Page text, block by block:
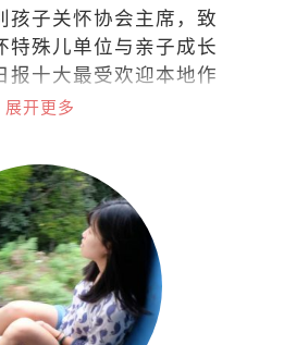
孩子关怀协会主席，致
特殊儿单位与亲子成长
报十大最受欢迎本地作
报与杂志。著有《单身
》等。
展开更多